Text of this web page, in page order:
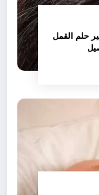
حلم القمل